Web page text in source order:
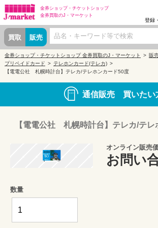
金券ショップ・ チケットショップ
金券買取のJ・マーケット
買取 販売
登録
金券ショップ・チケットショップ 金券買取のJ・マーケット
販
プリペイドカード
テレホンカード(テレカ)
【電電公社 札幌時計台】テレカ/テレホンカード50度
通信販売 買いたい
【電電公社 札幌時計台】テレカ/テレ
オンライン販売
お問い
数量